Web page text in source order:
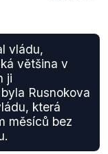
vládu,
většina v
ji
Rusnokova
která
měsíců bez